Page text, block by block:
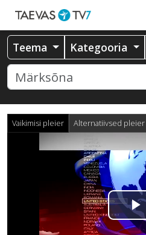
Teema Kategooria
Vaikimisi pleier Alternatiivsed pleier